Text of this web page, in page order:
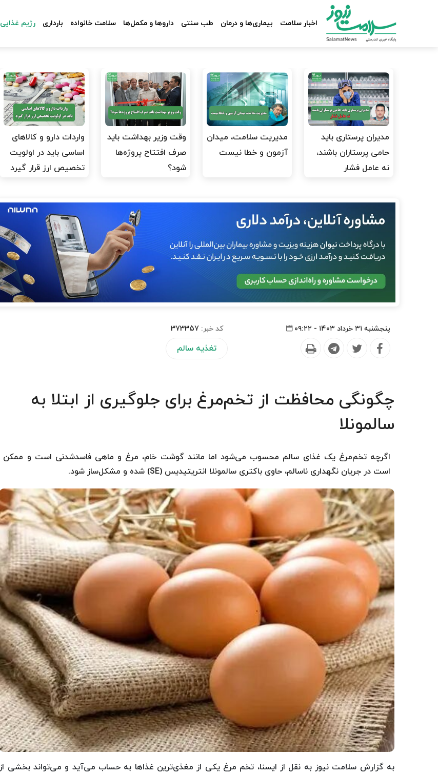
اخبار سلامت بیماری‌ها و درمان طب سنتی داروها و مکمل‌ها سلامت خانواده بارداری رژیم غذایی
مدیران پرستاری باید
حامی پرستاران باشند،
نه عامل فشار
مدیریت سلامت، میدان
آزمون و خطا نیست
وقت وزیر بهداشت باید
صرف افتتاح پروژه‌ها
شود؟
واردات دارو و کالاهای
اساسی باید در اولویت
تخصیص ارز قرار گیرد
پنجشنبه ۳۱ خرداد ۱۴۰۳ - ۰۹:۲۲ کد خبر:373357
تغذیه سالم
چگونگی محافظت از تخم‌مرغ برای جلوگیری از ابتلا به
سالمونلا
اگرچه تخم‌مرغ یک غذای سالم محسوب می‌شود اما مانند گوشت خام، مرغ و ماهی فاسدشدنی است و ممکن
است در جریان نگهداری ناسالم، حاوی باکتری سالمونلا انتریتیدیس (SE) شده و مشکل‌ساز شود.
به گزارش سلامت نیوز به نقل از ایسنا، تخم مرغ یکی از مغذی‌ترین غذاها به حساب می‌آید و می‌تواند بخشی از